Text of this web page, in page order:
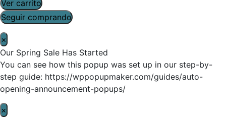
Ver carrito
Seguir comprando
×
Our Spring Sale Has Started
You can see how this popup was set up in our step-by-
step guide: https://wppopupmaker.com/guides/auto-
opening-announcement-popups/
×